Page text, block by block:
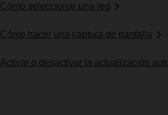
Cómo seleccionar una red
Cómo hacer una captura de pantalla
Activar o desactivar la actualización